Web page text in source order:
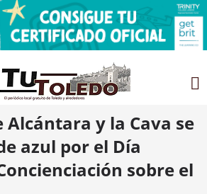
Alcántara y la Cava se
azul por el Día
sobre el